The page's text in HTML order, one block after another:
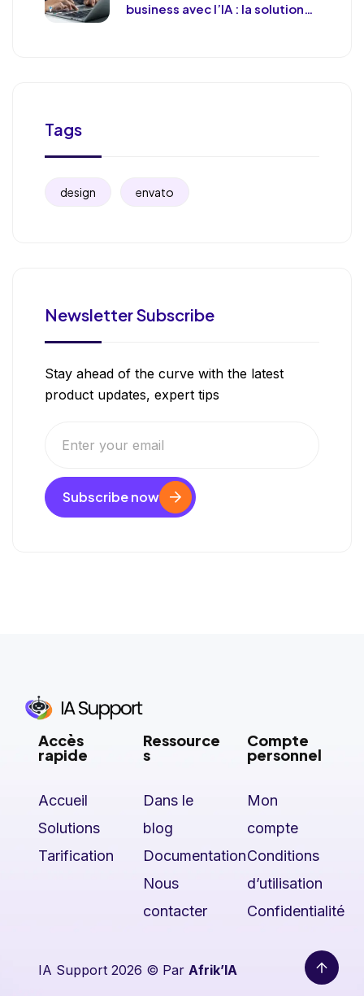
business avec l’IA : la solution
Tags
design envato
Newsletter Subscribe
Stay ahead of the curve with the latest
product updates, expert tips
Subscribe now
Accès
rapide
Accueil
Solutions
Tarification
Ressource
s
Dans le
blog
Documentation
Nous
contacter
Compte
personnel
Mon
compte
Conditions
d’utilisation
Confidentialité
IA Support 2026 © Par Afrik’IA